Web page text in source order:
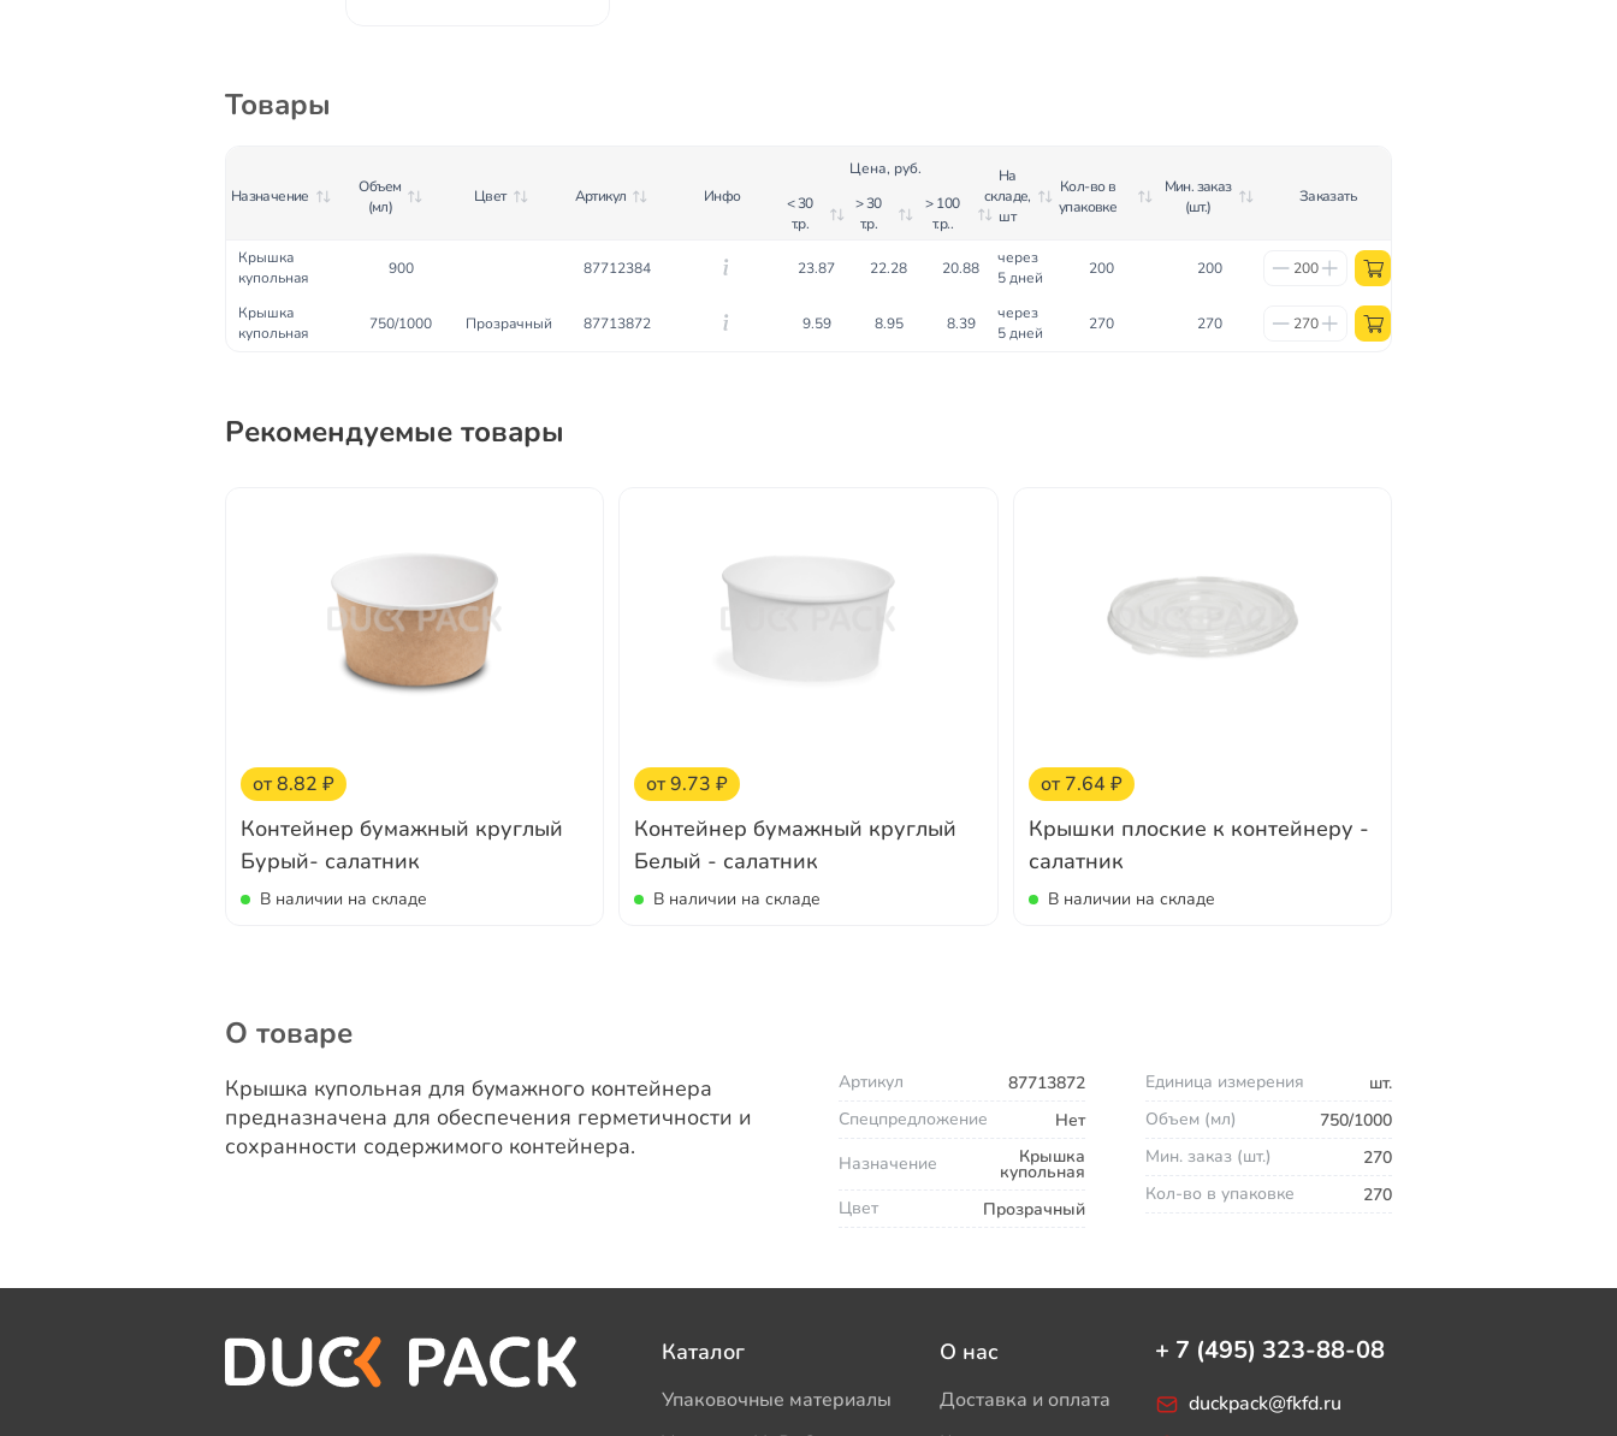
Товары
Назначение
Объем
(мл)
Цвет Артикул Инфо
Цена, руб.
< 30
т.р.
> 30
т.р.
> 100
т.р..
На
складе,
шт
Кол-во в
упаковке
Мин. заказ
(шт.)
Заказать
Крышка
купольная
900 87712384 23.87 22.28 20.88
через
5 дней
200 200
Крышка
купольная
750/1000 Прозрачный 87713872 9.59 8.95 8.39
через
5 дней
270 270
Рекомендуемые товары
от 8.82 ₽
Контейнер бумажный круглый
Бурый- салатник
В наличии на складе
от 9.73 ₽
Контейнер бумажный круглый
Белый - салатник
В наличии на складе
от 7.64 ₽
Крышки плоские к контейнеру -
салатник
В наличии на складе
О товаре
Крышка купольная для бумажного контейнера
предназначена для обеспечения герметичности и
сохранности содержимого контейнера.
Артикул
87713872
Спецпредложение
Нет
Назначение
Крышка
купольная
Цвет
Прозрачный
Единица измерения
шт.
Объем (мл)
750/1000
Мин. заказ (шт.)
270
Кол-во в упаковке
270
Каталог
Упаковочные материалы
О нас
Доставка и оплата
+ 7 (495) 323-88-08
duckpack@fkfd.ru